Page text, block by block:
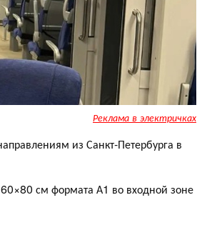
Реклама в электричках
из Санкт-Петербурга в
см формата А1 во входной зоне